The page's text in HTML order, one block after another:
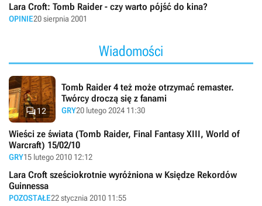
Lara Croft: Tomb Raider - czy warto pójść do kina?
OPINIE20 sierpnia 2001
Wiadomości
12
Tomb Raider 4 też może otrzymać remaster.
Twórcy droczą się z fanami
GRY20 lutego 2024 11:30
Wieści ze świata (Tomb Raider, Final Fantasy XIII, World of
Warcraft) 15/02/10
GRY15 lutego 2010 12:12
Lara Croft sześciokrotnie wyróżniona w Księdze Rekordów
Guinnessa
POZOSTAŁE22 stycznia 2010 11:55